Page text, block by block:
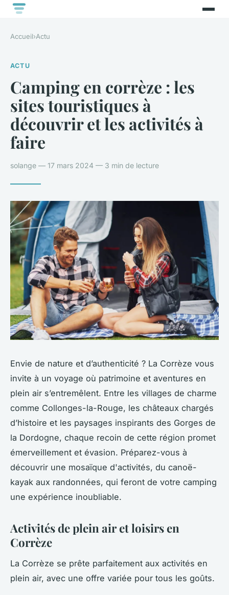
Accueil›Actu
ACTU
Camping en corrèze : les
sites touristiques à
découvrir et les activités à
faire
solange — 17 mars 2024 — 3 min de lecture
Envie de nature et d’authenticité ? La Corrèze vous
invite à un voyage où patrimoine et aventures en
plein air s’entremêlent. Entre les villages de charme
comme Collonges-la-Rouge, les châteaux chargés
d’histoire et les paysages inspirants des Gorges de
la Dordogne, chaque recoin de cette région promet
émerveillement et évasion. Préparez-vous à
découvrir une mosaïque d'activités, du canoë-
kayak aux randonnées, qui feront de votre camping
une expérience inoubliable.
Activités de plein air et loisirs en
Corrèze
La Corrèze se prête parfaitement aux activités en
plein air, avec une offre variée pour tous les goûts.